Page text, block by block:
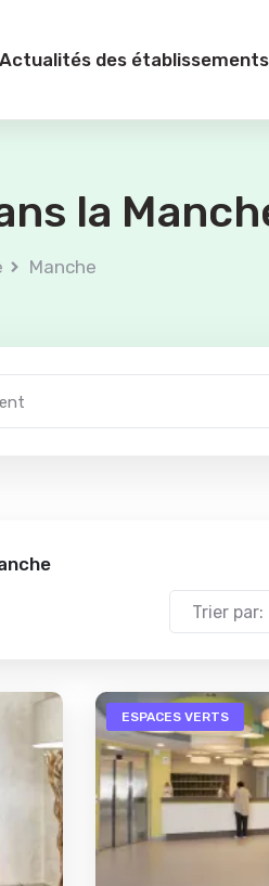
Actualités des établissements
la
Manche
Trier par:
ESPACES VERTS